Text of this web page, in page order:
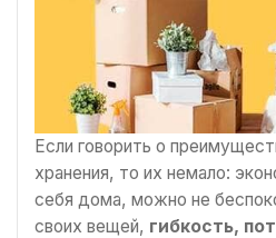
Если говорить о
хранения, то их немало:
себя дома, можно не
своих вещей, гибкость,